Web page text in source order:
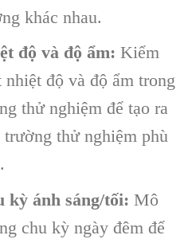
khác nhau.
độ và độ ẩm: Kiểm
nhiệt độ và độ ẩm trong
thử nghiệm để tạo ra
trường thử nghiệm phù
kỳ ánh sáng/tối: Mô
chu kỳ ngày đêm để